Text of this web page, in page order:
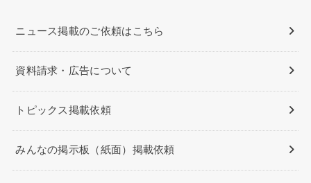
ニュース掲載のご依頼はこちら
資料請求・広告について
トピックス掲載依頼
みんなの掲示板（紙面）掲載依頼